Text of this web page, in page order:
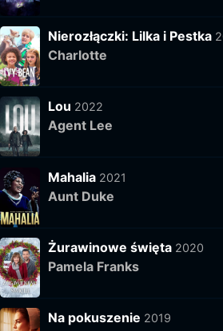
Nierozłączki: Lilka i Pestka
Charlotte
Lou 2022
Agent Lee
Mahalia 2021
Aunt Duke
Żurawinowe święta 2020
Pamela Franks
Na pokuszenie 2019